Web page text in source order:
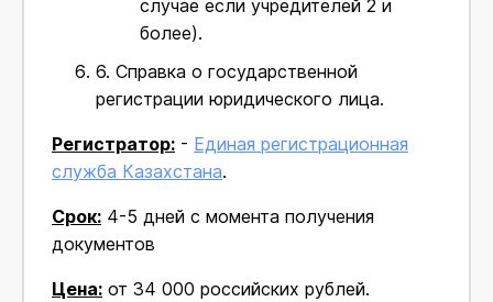
случае если учредителей 2 и
более).
6. Справка о государственной
регистрации юридического лица.
Регистратор: - Единая регистрационная
служба Казахстана.
Срок: 4-5 дней с момента получения
документов
Цена: от 34 000 российских рублей.